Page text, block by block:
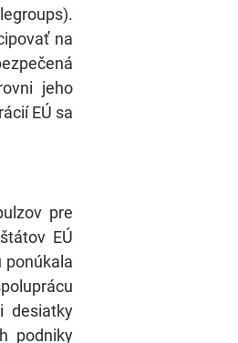
na
jeho
EÚ sa
pre
EÚ
ponúkala
desiatky
podniky